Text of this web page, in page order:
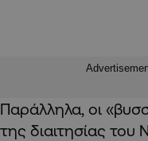
Παράλληλα, οι
της διαιτησίας